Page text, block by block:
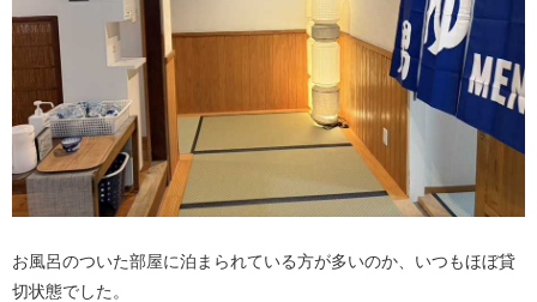
お風呂のついた部屋に泊まられている方が多いのか、いつもほぼ貸
切状態でした。